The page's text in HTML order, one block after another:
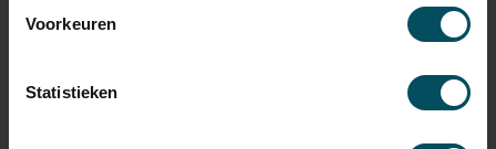
Voorkeuren
Statistieken
Artikelnummer